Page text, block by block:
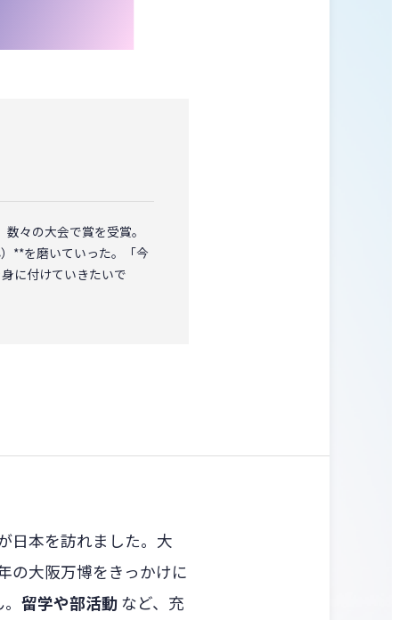
々の大会で賞を受賞。
**を磨いていった。「今
に付けていきたいで
日本を訪れました。大
の大阪万博をきっかけに
。留学や部活動など、充